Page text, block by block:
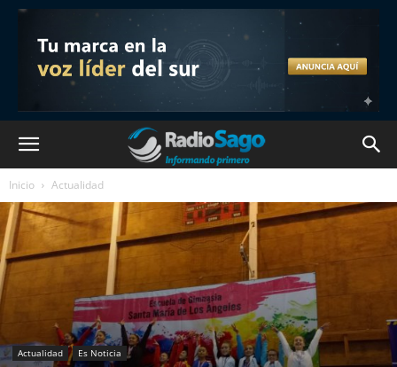
Inicio Actualidad
Actualidad Es Noticia